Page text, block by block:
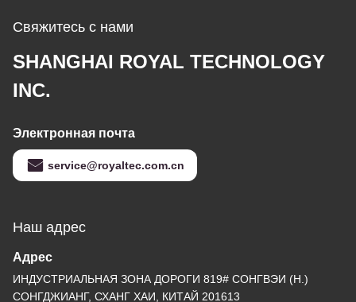
Свяжитесь с нами
SHANGHAI ROYAL TECHNOLOGY
INC.
Электронная почта
service@royaltec.com.cn
Наш адрес
Адрес
ИНДУСТРИАЛЬНАЯ ЗОНА ДОРОГИ 819# СОНГВЭИ (Н.)
СОНГДЖИАНГ, СХАНГ ХАИ, КИТАЙ 201613